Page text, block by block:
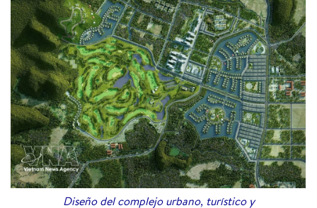
Diseño del complejo urbano, turístico y